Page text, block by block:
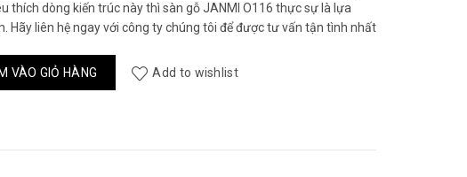
thích dòng kiến trúc này thì sàn gỗ JANMI O116 thực sự là lựa
Hãy liên hệ ngay với công ty chúng tôi để được tư vấn tận tình nhất
số lượng
VÀO GIỎ HÀNG Add to wishlist